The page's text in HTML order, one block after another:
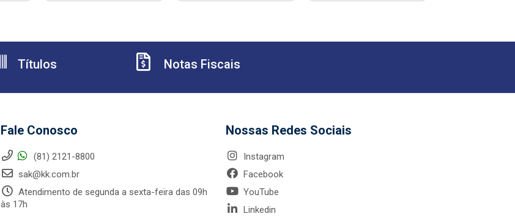
Títulos Notas Fiscais
Fale Conosco
(81) 2121-8800
sak@kk.com.br
Atendimento de segunda a sexta-feira das 09h
às 17h
Nossas Redes Sociais
Instagram
Facebook
YouTube
Linkedin